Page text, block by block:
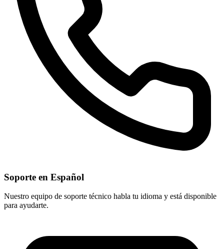
Soporte en Español
Nuestro equipo de soporte técnico habla tu idioma y está disponible
para ayudarte.